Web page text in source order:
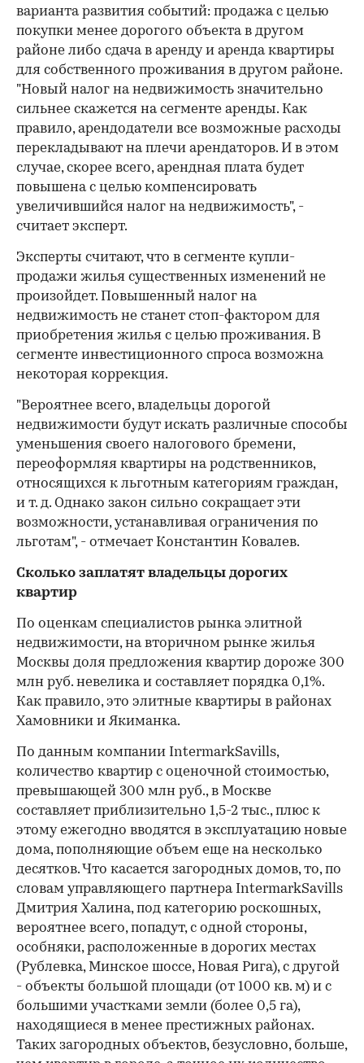
варианта развития событий: продажа с целью
покупки менее дорогого объекта в другом
районе либо сдача в аренду и аренда квартиры
для собственного проживания в другом районе.
"Новый налог на недвижимость значительно
сильнее скажется на сегменте аренды. Как
правило, арендодатели все возможные расходы
перекладывают на плечи арендаторов. И в этом
случае, скорее всего, арендная плата будет
повышена с целью компенсировать
увеличившийся налог на недвижимость", -
считает эксперт.
Эксперты считают, что в сегменте купли-
продажи жилья существенных изменений не
произойдет. Повышенный налог на
недвижимость не станет стоп-фактором для
приобретения жилья с целью проживания. В
сегменте инвестиционного спроса возможна
некоторая коррекция.
"Вероятнее всего, владельцы дорогой
недвижимости будут искать различные способы
уменьшения своего налогового бремени,
переоформляя квартиры на родственников,
относящихся к льготным категориям граждан,
и т. д. Однако закон сильно сокращает эти
возможности, устанавливая ограничения по
льготам", - отмечает Константин Ковалев.
Сколько заплатят владельцы дорогих
квартир
По оценкам специалистов рынка элитной
недвижимости, на вторичном рынке жилья
Москвы доля предложения квартир дороже 300
млн руб. невелика и составляет порядка 0,1%.
Как правило, это элитные квартиры в районах
Хамовники и Якиманка.
По данным компании IntermarkSavills,
количество квартир с оценочной стоимостью,
превышающей 300 млн руб., в Москве
составляет приблизительно 1,5-2 тыс., плюс к
этому ежегодно вводятся в эксплуатацию новые
дома, пополняющие объем еще на несколько
десятков. Что касается загородных домов, то, по
словам управляющего партнера IntermarkSavills
Дмитрия Халина, под категорию роскошных,
вероятнее всего, попадут, с одной стороны,
особняки, расположенные в дорогих местах
(Рублевка, Минское шоссе, Новая Рига), с другой
- объекты большой площади (от 1000 кв. м) и с
большими участками земли (более 0,5 га),
находящиеся в менее престижных районах.
Таких загородных объектов, безусловно, больше,